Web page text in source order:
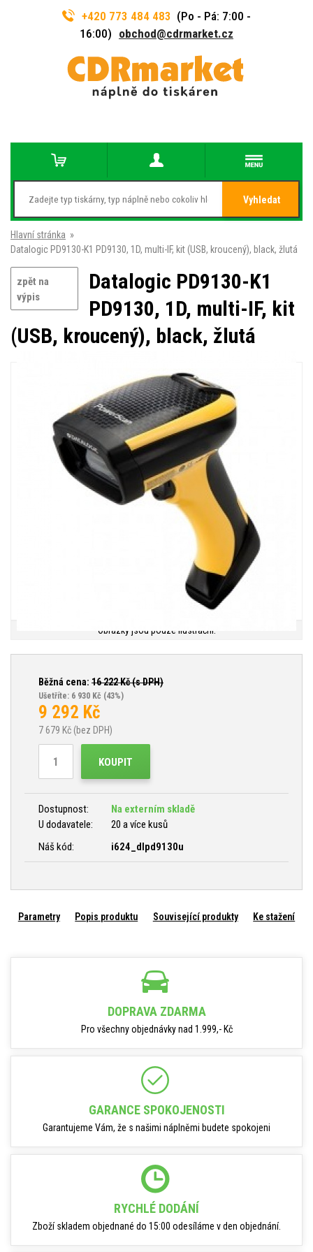
+420 773 484 483 (Po - Pá: 7:00 -
16:00) obchod@cdrmarket.cz
Vyhledat
Hlavní stránka »
Datalogic PD9130-K1 PD9130, 1D, multi-IF, kit (USB, kroucený), black, žlutá
zpět na
výpis
Datalogic PD9130-K1
PD9130, 1D, multi-IF, kit
(USB, kroucený), black, žlutá
Obrázky jsou pouze ilustrační.
Běžná cena: 16 222Kč (s DPH)
Ušetříte: 6 930 Kč (43%)
9 292 Kč
7 679 Kč (bez DPH)
KOUPIT
Dostupnost:
Na externím skladě
U dodavatele:
20 a více kusů
Náš kód:
i624_dlpd9130u
Parametry Popis produktu Související produkty Ke stažení
DOPRAVA ZDARMA
Pro všechny objednávky nad 1.999,- Kč
GARANCE SPOKOJENOSTI
Garantujeme Vám, že s našimi náplněmi budete spokojeni
RYCHLÉ DODÁNÍ
Zboží skladem objednané do 15:00 odesíláme v den objednání.